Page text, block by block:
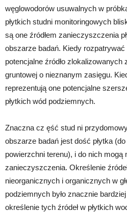
węglowodorów usuwalnych w
płytkich studni monitoringowych
są one źródłem zanieczyszczenia
obszarze badań. Kiedy
potencjalne źródło
gruntowej o nieznanym zasięgu.
reprezentują one potencjalne
płytkich wód podziemnych.
Znaczna cz ęść stud ni
obszarze badań jest dość płytka
powierzchni terenu), i do nich mogą
zanieczyszczenia. Określenie
nieorganicznych i organicznych w
podziemnych było znacznie
określenie tych źródeł w płytkich